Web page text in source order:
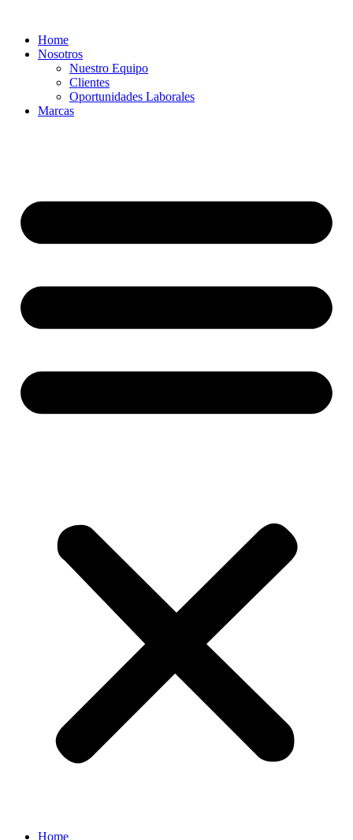
contenidoHome
Nosotros
Nuestro Equipo
Clientes
Oportunidades Laborales
Marcas
Home